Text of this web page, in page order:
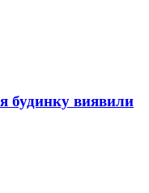
будинку виявили